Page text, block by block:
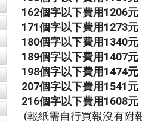
162個字以下費用1206元
171個字以下費用1273元
180個字以下費用1340元
189個字以下費用1407元
198個字以下費用1474元
207個字以下費用1541元
216個字以下費用1608元